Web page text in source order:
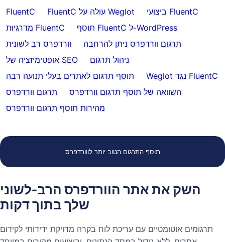
FluentC
FluentC עולה על Weglot
ביצועי FluentC
מדרגיות FluentC
תוסף FluentC ל-WordPress
וורדפרס רב לשונית
תרגום וורדפרס ניתן להרחבה
אופטימיזציה של SEO
ניהול תרגום
תוסף תרגום לאתרים בעלי תנועה רבה
Weglot נגד FluentC
תרגום וורדפרס
השוואה של תוסף תרגום וורדפרס
מהירות תוסף תרגום וורדפרס
תוסף התרגום הטוב יותר לווורדפרס
השק את אתר הוורדפרס הרב-לשוני
שלך בתוך דקות
תרגומים אוטומטיים עם עריכת לוח בקרה מדויקת ידידותי לקידום